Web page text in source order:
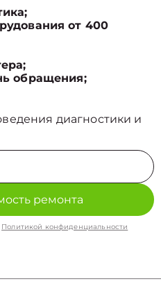
от 400
обращения;
диагностики и
ремонта
Политикой конфиденциальности